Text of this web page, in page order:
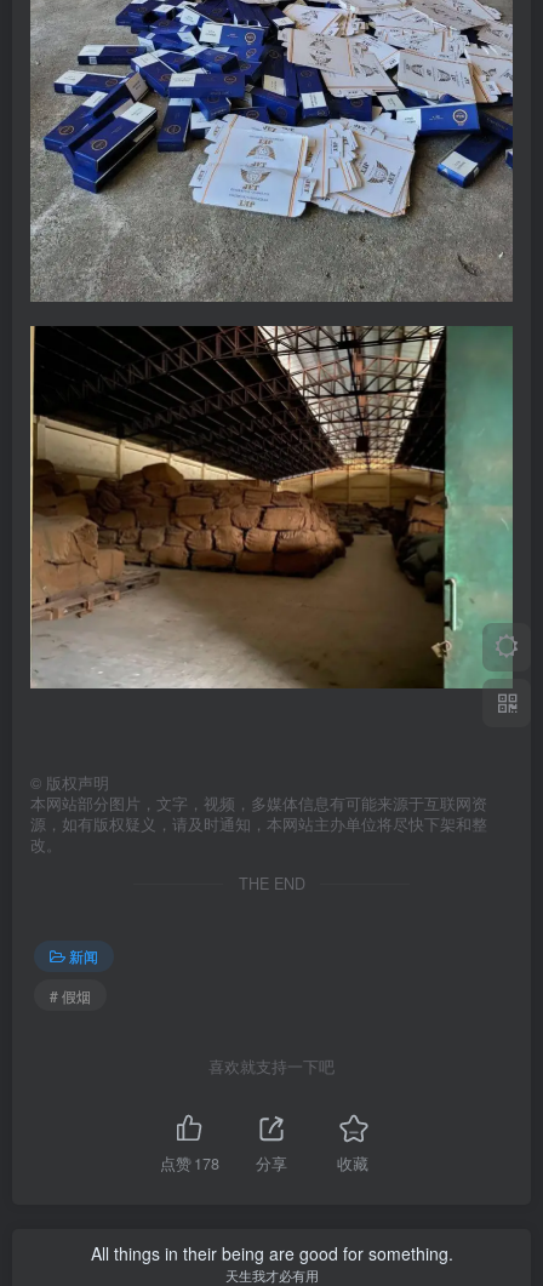
© 版权声明
本网站部分图片，文字，视频，多媒体信息有可能来源于互联网资
源，如有版权疑义，请及时通知，本网站主办单位将尽快下架和整
改。
THE END
新闻
# 假烟
喜欢就支持一下吧
点赞178 分享 收藏
All things in their being are good for something.
天生我才必有用